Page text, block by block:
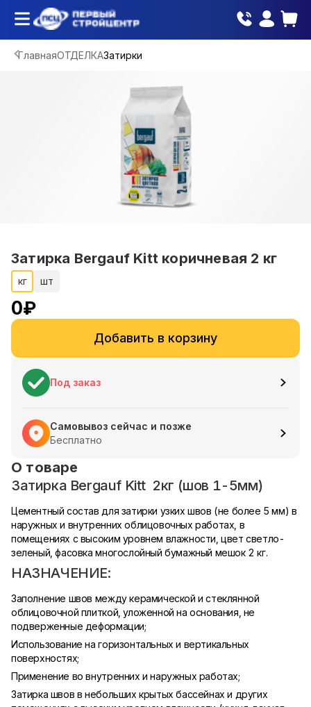
ГлавнаяОТДЕЛКАЗатирки
Затирка Bergauf Kitt коричневая 2 кг
кг шт
0₽
Добавить в корзину
Под заказ
Самовывоз сейчас и позже
Бесплатно
О товаре
Затирка Bergauf Kitt 2кг (шов 1-5мм)
Цементный состав для затирки узких швов (не более 5 мм) в
наружных и внутренних облицовочных работах, в
помещениях с высоким уровнем влажности, цвет светло-
зеленый, фасовка многослойный бумажный мешок 2 кг.
НАЗНАЧЕНИЕ:
Заполнение швов между керамической и стеклянной
облицовочной плиткой, уложенной на основания, не
подверженные деформации;
Использование на горизонтальных и вертикальных
поверхностях;
Применение во внутренних и наружных работах;
Затирка швов в небольших крытых бассейнах и других